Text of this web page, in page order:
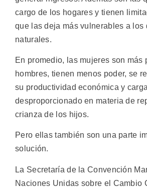
cargo de los hogares y tienen
que las deja más vulnerables a los
naturales.
En promedio, las mujeres son más
hombres, tienen menos poder, se
su productividad económica y
desproporcionado en materia de
crianza de los hijos.
Pero ellas también son una parte
solución.
La Secretaría de la Convención
Naciones Unidas sobre el Cambio